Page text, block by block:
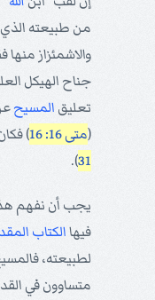
من طبيعته الذي
والاشمئزاز
جناح الهيكل
تعليق المسيح
(متى 16: 16 )
31
).
يجب أن نفهم
فيهاالكتاب
لطبيعته،
متساوون في